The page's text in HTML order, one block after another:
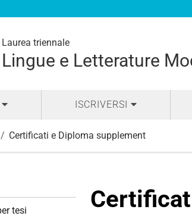
Laurea triennale
Lingue e Letterature
ISCRIVERSI
Certificati e Diploma supplement
tesi